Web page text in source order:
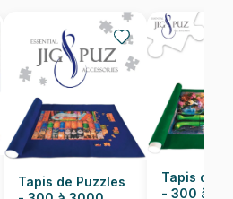
5900511120844
1000 pièces
68 x 48 cm
Tapis de Puzzles
Tapis de
- 300 à